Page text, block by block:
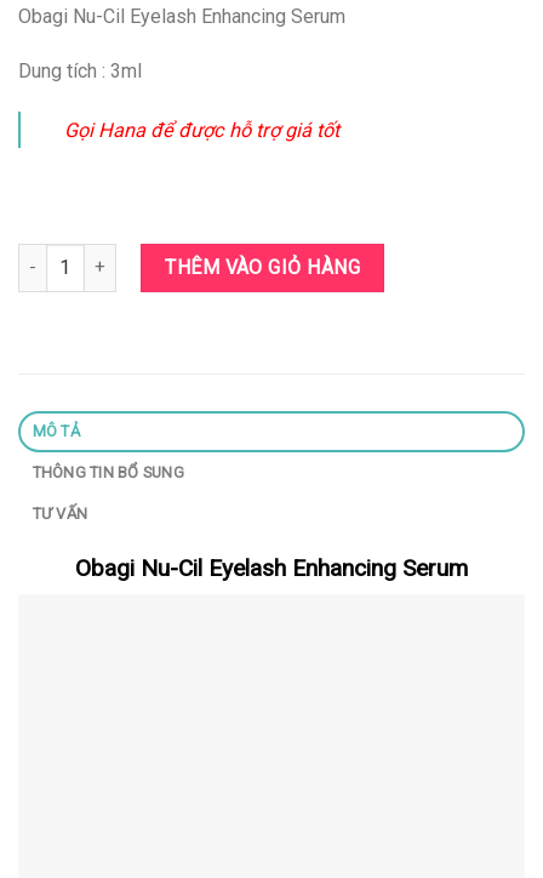
Obagi Nu-Cil Eyelash Enhancing Serum
Dung tích : 3ml
Gọi Hana để được hỗ trợ giá tốt
Obagi Nu-Cil Eyelash Enhancing Serum số lượng
THÊM VÀO GIỎ HÀNG
MÔ TẢ
THÔNG TIN BỔ SUNG
TƯ VẤN
Obagi Nu-Cil Eyelash Enhancing Serum